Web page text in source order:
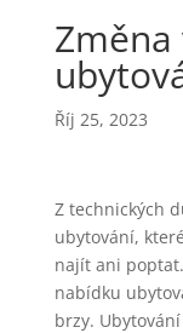
Říj 25, 2023
Z technických
ubytování,
najít ani
nabídku
brzy.